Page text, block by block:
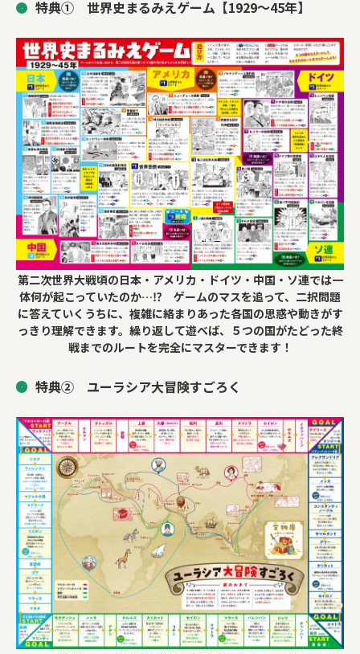
特典① 世界史まるみえゲーム【1929～45年】
第二次世界大戦頃の日本・アメリカ・ドイツ・中国・ソ連では一
体何が起こっていたのか…⁉ ゲームのマスを追って、二択問題
に答えていくうちに、複雑に絡まりあった各国の思惑や動きがす
っきり理解できます。繰り返して遊べば、５つの国がたどった終
戦までのルートを完全にマスターできます！
特典② ユーラシア大冒険すごろく